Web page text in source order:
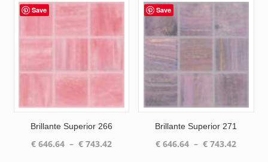
€ 869.26
€ 998.98
€
Save
Brillante Superior 266
€646.64 – €743.42Plage
Save
Brillante Superior 271
€ 646.64 – € 743.42